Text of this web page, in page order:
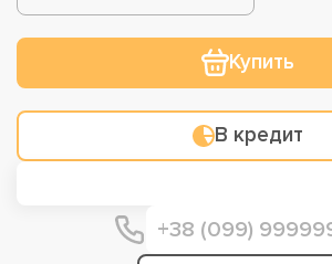
Купить
В кредит